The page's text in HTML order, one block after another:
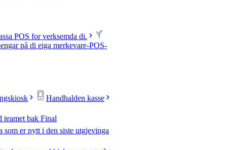
POS for verksemda di.
på di eiga merkevare-POS-
Handhalden kasse
teamet bak Final
som er nytt i den siste utgjevinga